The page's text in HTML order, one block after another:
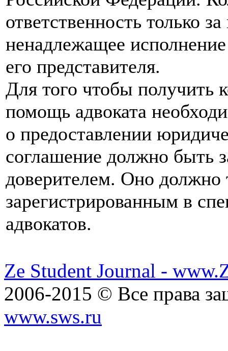
ответственность только
ненадлежащее
его представителя.
Для того чтобы получить
помощь адвоката
о предоставлении
соглашение должно быть
доверителем. Оно должно
зарегистрированным в
адвокатов.
Ze Student Journal -
2006-2015 © Все права
www.sws.ru